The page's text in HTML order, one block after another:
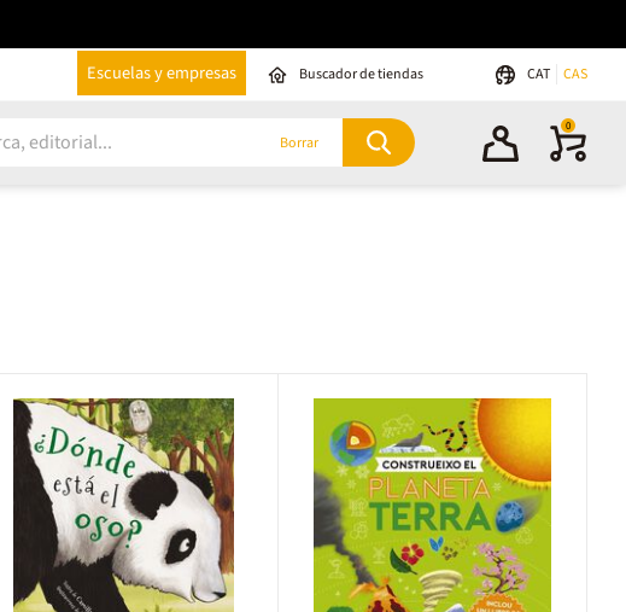
Escuelas y empresas Buscador de tiendas CAT CAS
Borrar
0